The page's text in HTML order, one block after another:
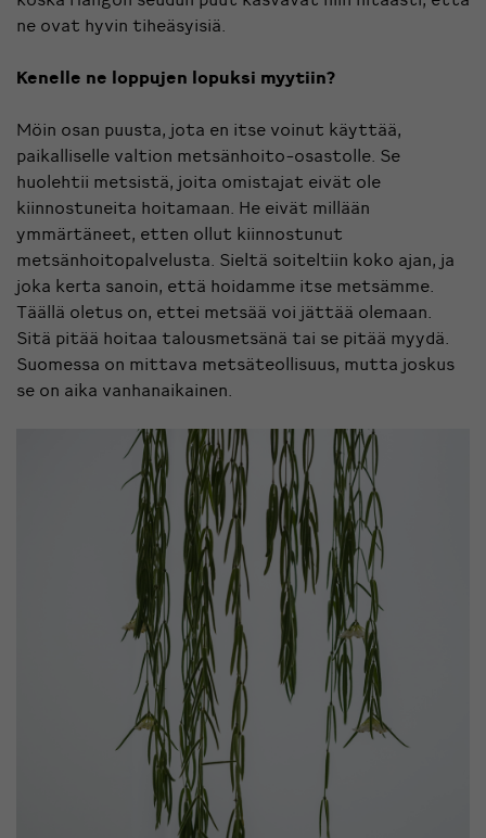
ne ovat hyvin tiheäsyisiä.
Kenelle ne loppujen lopuksi myytiin?
Möin osan puusta, jota en itse voinut käyttää,
paikalliselle valtion metsänhoito-osastolle. Se
huolehtii metsistä, joita omistajat eivät ole
kiinnostuneita hoitamaan. He eivät millään
ymmärtäneet, etten ollut kiinnostunut
metsänhoitopalvelusta. Sieltä soiteltiin koko ajan, ja
joka kerta sanoin, että hoidamme itse metsämme.
Täällä oletus on, ettei metsää voi jättää olemaan.
Sitä pitää hoitaa talousmetsänä tai se pitää myydä.
Suomessa on mittava metsäteollisuus, mutta joskus
se on aika vanhanaikainen.